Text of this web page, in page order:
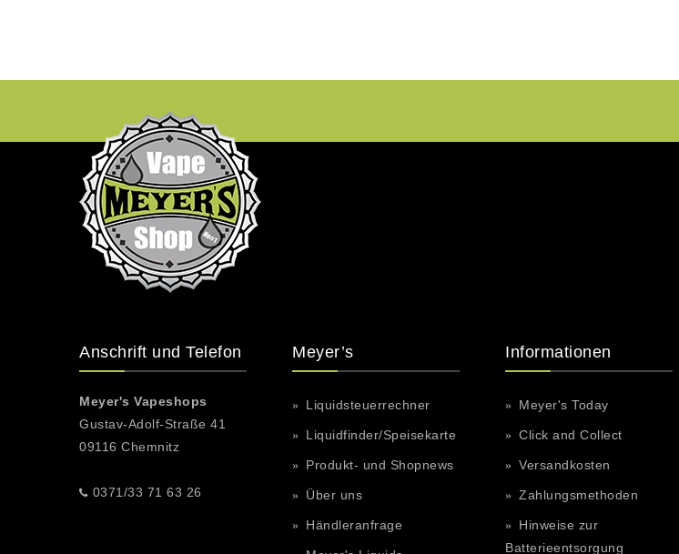
Anschrift und Telefon
Meyer's Vapeshops
Gustav-Adolf-Straße 41
09116 Chemnitz
0371/33 71 63 26
Meyer’s
Liquidsteuerrechner
Liquidfinder/Speisekarte
Produkt- und Shopnews
Über uns
Händleranfrage
Informationen
Meyer's Today
Click and Collect
Versandkosten
Zahlungsmethoden
Hinweise zur
Batterieentsorgung